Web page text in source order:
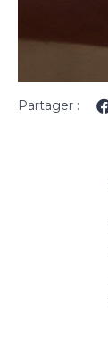
Partager :